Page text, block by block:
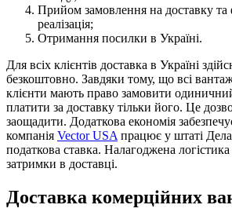
Прийом замовлення на доставку та
реалізація;
Отримання посилки в Україні.
Для всіх клієнтів доставка в Україні
безкоштовно. Завдяки тому, що всі
клієнти мають право замовити
платити за доставку тільки його. Це
заощадити. Додаткова економія
компанія Vector USA працює у штаті
податкова ставка. Налагоджена
затримки в доставці.
Доставка комерційних